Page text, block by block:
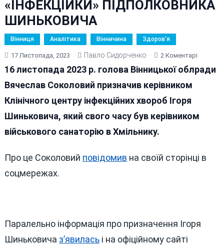
«ІНФЕКЦІЙКИ» ПІДПОЛКОВНИКА
ШИНЬКОВИЧА
Вінниця Аналітика Вінничина Здоров'я
17 Листопада, 2023 Павло Сидорченко 2 КоментаріДо
16 листопада 2023 р. голова Вінницької облради
Вячеслав Соколовий призначив керівником
Клінічного центру інфекційних хвороб Ігоря
Шиньковича, який свого часу був керівником
військового санаторію в Хмільнику.
Про це Соколовий повідомив на своїй сторінці в
соцмережах.
Паралельно інформація про призначення Ігоря
Шиньковича з’явиласьі на офіційному сайті